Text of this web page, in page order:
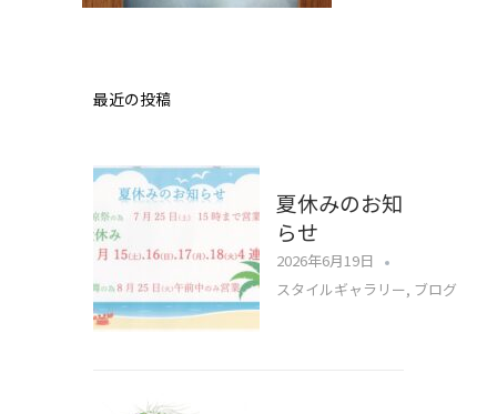
最近の投稿
夏休みのお知
らせ
2026年6月19日
スタイルギャラリー, ブログ